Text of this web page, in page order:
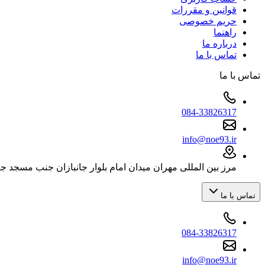
قوانین و مقررات
حریم خصوصی
راهنما
درباره ما
تماس با ما
تماس با ما
084-33826317
info@noe93.ir
مرز بین المللی مهران میدان امام بلوار جانبازان جنب مسجد
تماس با ما
084-33826317
info@noe93.ir